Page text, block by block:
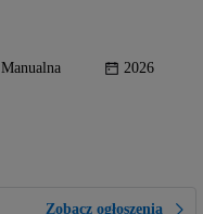
Manualna 2026
Zobacz ogłoszenia